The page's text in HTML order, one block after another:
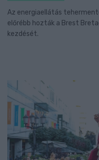
Az energiaellátás
előrébb hozták a Brest
kezdését.